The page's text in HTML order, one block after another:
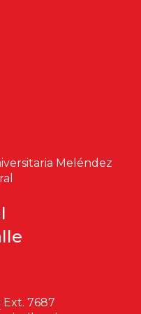
Meléndez
Ext. 7687